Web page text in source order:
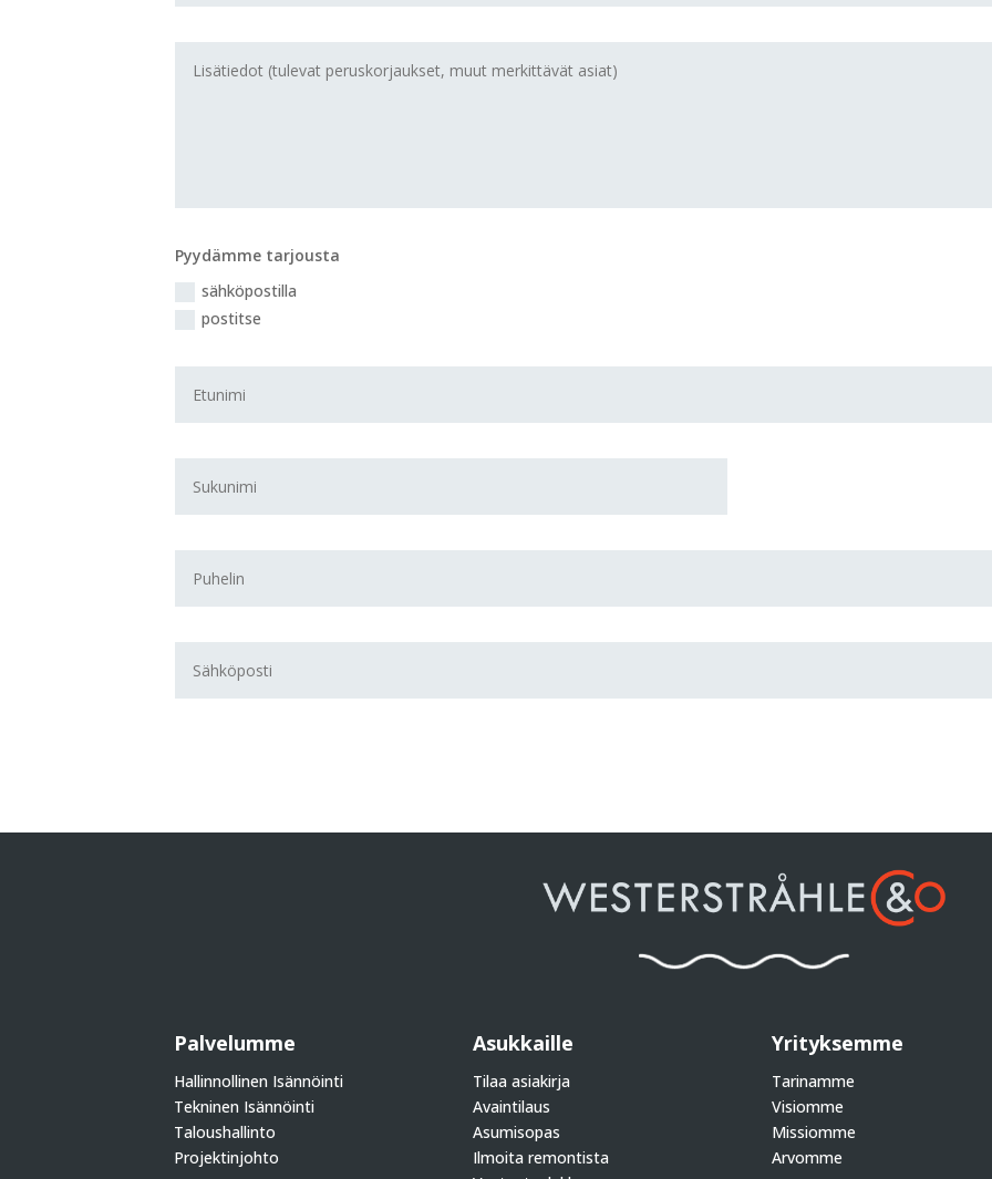
Pyydämme tarjousta
sähköpostilla
postitse
Palvelumme
Hallinnollinen Isännöinti
Tekninen Isännöinti
Taloushallinto
Projektinjohto
Asukkaille
Tilaa asiakirja
Avaintilaus
Asumisopas
Ilmoita remontista
Yrityksemme
Tarinamme
Visiomme
Missiomme
Arvomme